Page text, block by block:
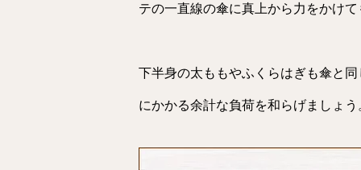
テの一直線の傘に真上から力をかけ
下半身の太ももやふくらはぎも傘と
にかかる余計な負荷を和らげましょう